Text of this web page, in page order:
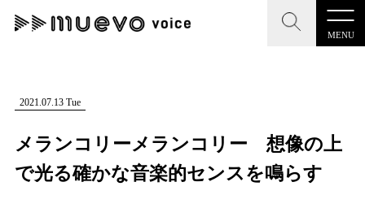
MENU
CLOSE
記事を検索する
CLOSE
"読者の声を形にする”音楽特化メディア
2021.07.13 Tue
メランコリーメランコリー 想像の上
で光る確かな音楽的センスを鳴らす